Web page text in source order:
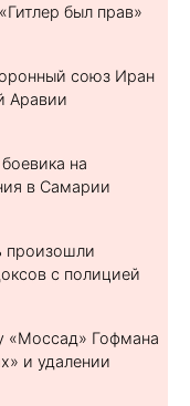
был прав»
союз Иран
Аравии
на
в Самарии
произошли
с полицией
«Моссад» Гофмана
и удалении